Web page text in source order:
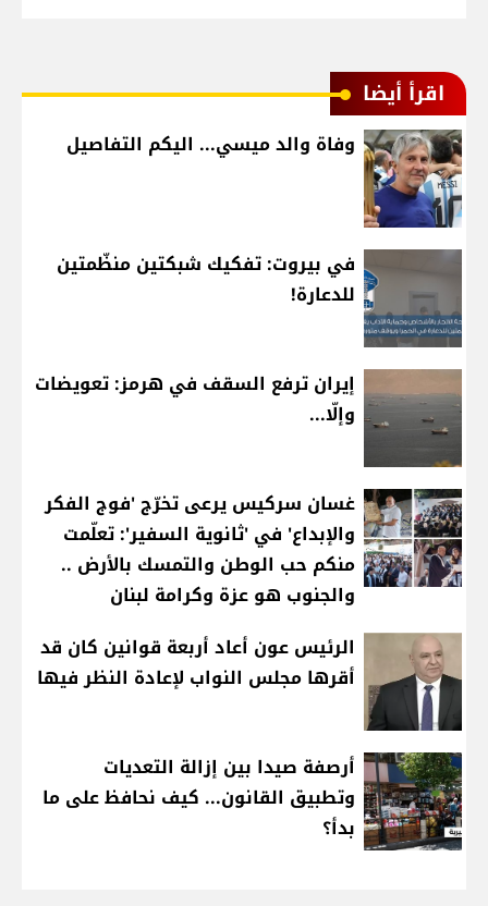
اقرأ أيضا
وفاة والد ميسي... اليكم التفاصيل
في بيروت: تفكيك شبكتين منظّمتين
للدعارة!
إيران ترفع السقف في هرمز: تعويضات
وإلّا...
غسان سركيس يرعى تخرّج 'فوج الفكر
والإبداع' في 'ثانوية السفير': تعلّمت
منكم حب الوطن والتمسك بالأرض ..
والجنوب هو عزة وكرامة لبنان
الرئيس عون أعاد أربعة قوانين كان قد
أقرها مجلس النواب لإعادة النظر فيها
أرصفة صيدا بين إزالة التعديات
وتطبيق القانون... كيف نحافظ على ما
بدأ؟